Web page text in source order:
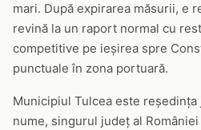
mari. După expirarea măsurii, e
revină la un raport normal cu
competitive pe ieșirea spre
punctuale în zona portuară.
Municipiul Tulcea este
nume, singurul județ al